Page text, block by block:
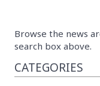
Browse the news
search box above.
CATEGORIES